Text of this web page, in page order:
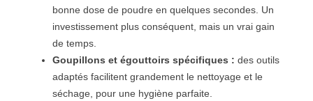
bonne dose de poudre en quelques secondes. Un
investissement plus conséquent, mais un vrai gain
de temps.
Goupillons et égouttoirs spécifiques : des outils
adaptés facilitent grandement le nettoyage et le
séchage, pour une hygiène parfaite.